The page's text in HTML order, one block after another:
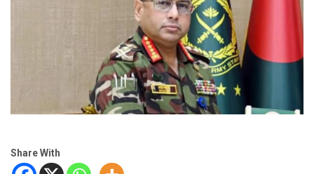
Share With